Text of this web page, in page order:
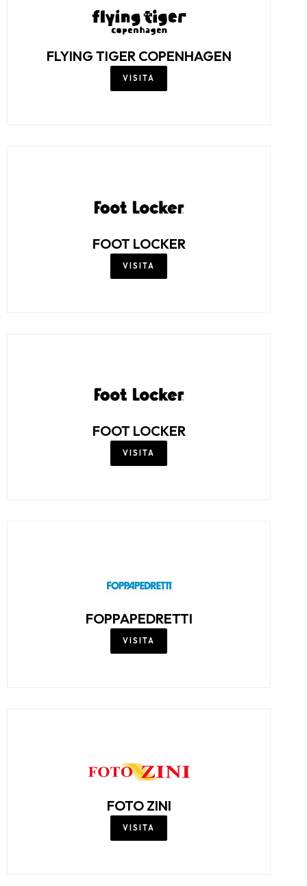
FLYING TIGER COPENHAGEN
VISITA
FOOT LOCKER
VISITA
FOOT LOCKER
VISITA
FOPPAPEDRETTI
VISITA
FOTO ZINI
VISITA